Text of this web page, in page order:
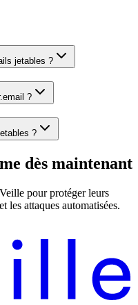
jetables ?
?
?
dès maintenant
pour protéger leurs
les attaques automatisées.